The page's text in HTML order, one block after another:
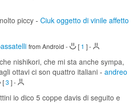
piccy - Ciuk oggetto di vinile affetto
from Android - [ 1 ]-
nishikori, che mi sta anche sympa,
ottavi ci son quattro italiani - andreo
[3 ]-
io dico 5 coppe davis di seguito e